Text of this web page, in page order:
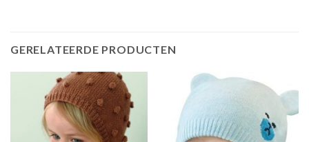
GERELATEERDE PRODUCTEN